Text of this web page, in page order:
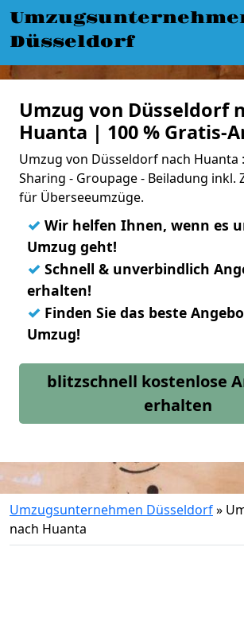
Düsseldorf
Umzug von Düsseldorf
Huanta | 100 % Gratis-
Umzug von Düsseldorf nach Huanta
Sharing - Groupage - Beiladung inkl.
für Überseeumzüge.
✓ Wir helfen Ihnen, wenn es
Umzug geht!
✓ Schnell & unverbindlich
erhalten!
✓ Finden Sie das beste
Umzug!
blitzschnell kostenlose
erhalten
Umzugsunternehmen Düsseldorf»
nach Huanta